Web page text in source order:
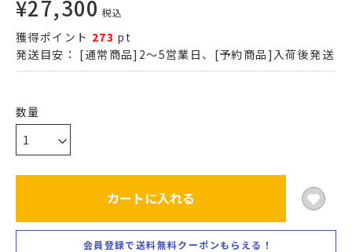
¥27,300 税込
獲得ポイント 273 pt
発送目安： [通常商品]2～5営業日、[予約商品]入荷後発送
カートに入れる
会員登録で送料無料クーポンもらえる！